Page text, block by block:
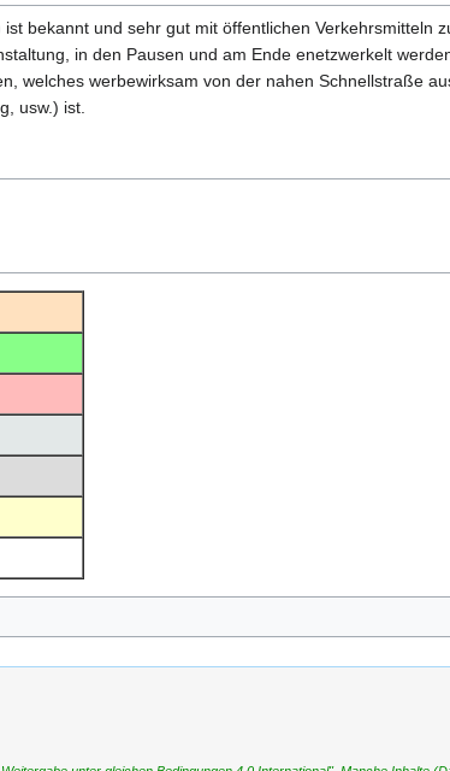
bekannt und sehr gut mit öffentlichen Verkehrsmitteln
in den Pausen und am Ende enetzwerkelt
welches werbewirksam von der nahen Schnellstraße
usw.) ist.